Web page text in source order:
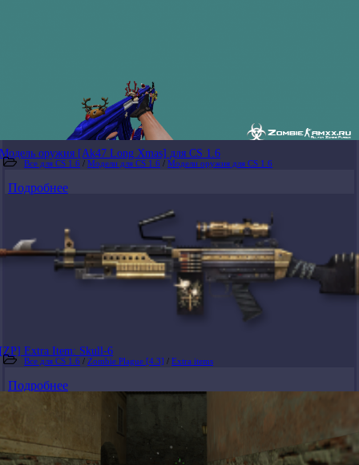
Модель оружия [Ak47 Long Xmas] для CS 1.6
Все для CS 1.6 / Модели для CS 1.6 / Модели оружия для CS 1.6
Подробнее
[ZP] Extra Item: Skull-6
Все для CS 1.6 / Zombie Plague [4.3] / Extra items
Подробнее